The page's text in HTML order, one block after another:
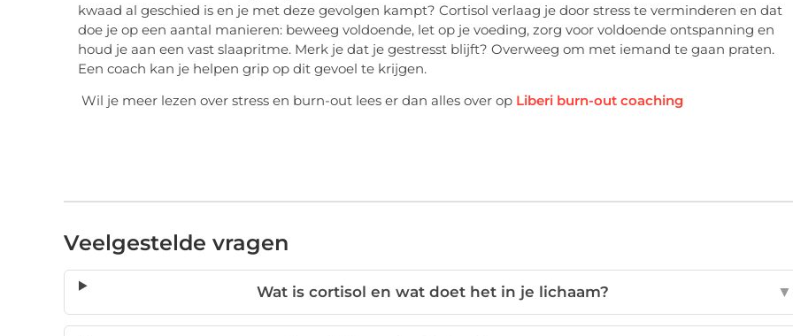
kwaad al geschied is en je met deze gevolgen kampt? Cortisol verlaag je door stress te verminderen en dat
doe je op een aantal manieren: beweeg voldoende, let op je voeding, zorg voor voldoende ontspanning en
houd je aan een vast slaapritme. Merk je dat je gestresst blijft? Overweeg om met iemand te gaan praten.
Een coach kan je helpen grip op dit gevoel te krijgen.
Wil je meer lezen over stress en burn-out lees er dan alles over op Liberi burn-out coaching
Veelgestelde vragen
Wat is cortisol en wat doet het in je lichaam? ▼